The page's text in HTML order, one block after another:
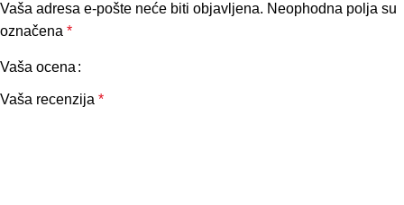
Vaša adresa e-pošte neće biti objavljena. Neophodna polja su
označena *
Vaša ocena
Vaša recenzija *